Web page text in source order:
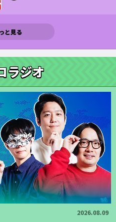
と見る
ラジオ
2026.08.09